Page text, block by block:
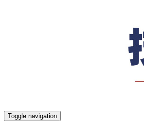
Toggle navigation